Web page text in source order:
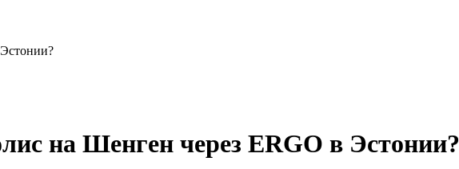
на Шенген через ERGO в Эстонии?